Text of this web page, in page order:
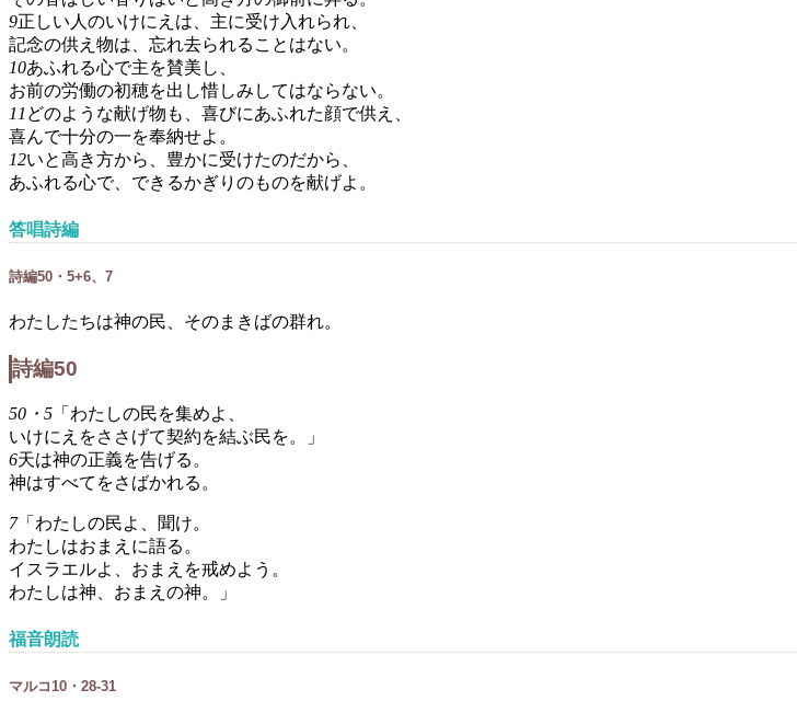
9正しい人のいけにえは、主に受け入れられ、
記念の供え物は、忘れ去られることはない。
10あふれる心で主を賛美し、
お前の労働の初穂を出し惜しみしてはならない。
11 どのような献げ物も、喜びにあふれた顔で供え、
喜んで十分の一を奉納せよ。
12いと高き方から、豊かに受けたのだから、
あふれる心で、できるかぎりのものを献げよ。
答唱詩編
詩編50・5+6、7
わたしたちは神の民、そのまきばの群れ。
詩編50
50・5 「わたしの民を集めよ、
いけにえをささげて契約を結ぶ民を。」
6天は神の正義を告げる。
神はすべてをさばかれる。
7「わたしの民よ、聞け。
わたしはおまえに語る。
イスラエルよ、おまえを戒めよう。
わたしは神、おまえの神。」
福音朗読
マルコ10・28-31